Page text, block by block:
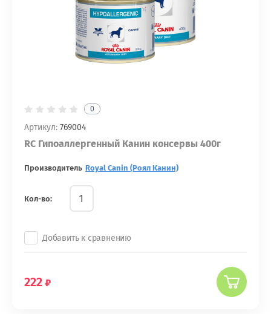
0
Артикул: 769004
RC Гипоаллергенный Канин консервы 400г
Производитель Royal Canin (Роял Канин)
Кол-во:
Добавить к сравнению
222